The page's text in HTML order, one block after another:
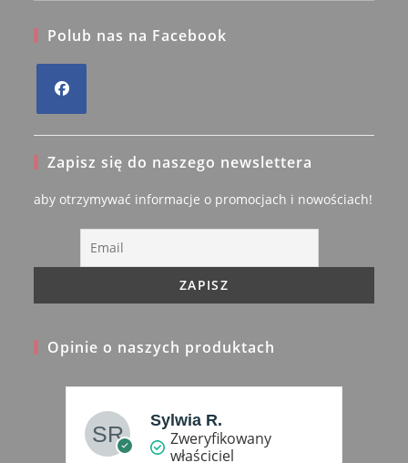
Polub nas na Facebook
a
new
Zapisz się do naszego newslettera
aby otrzymywać informacje o promocjach i nowościach!
Opinie o naszych produktach
Sylwia R.
Zweryfikowany
właściciel